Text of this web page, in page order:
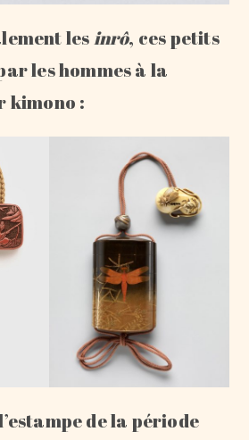
lesinrô, ces petits
les hommes à la
kimono :
de la période